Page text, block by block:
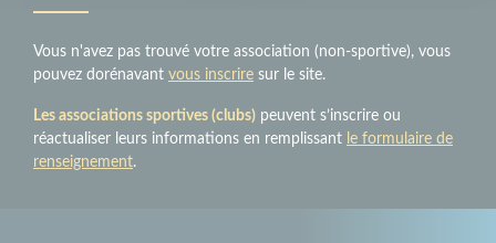
Vous n'avez pas trouvé votre association (non-sportive), vous
pouvez dorénavant vous inscrire sur le site.
Les associations sportives (clubs) peuvent s’inscrire ou
réactualiser leurs informations en remplissant le formulaire de
renseignement.